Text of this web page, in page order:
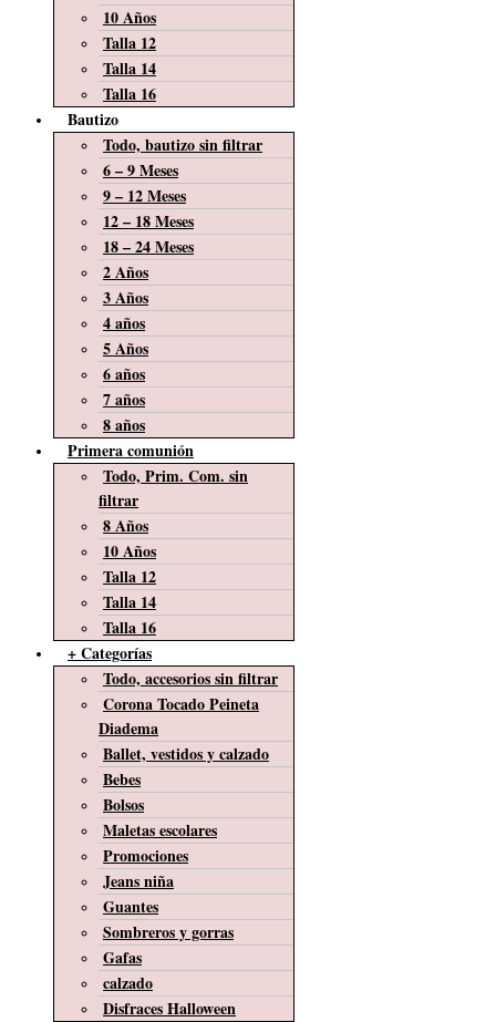
10 Años
Talla 12
Talla 14
Talla 16
Bautizo
Todo, bautizo sin filtrar
6 – 9 Meses
9 – 12 Meses
12 – 18 Meses
18 – 24 Meses
2 Años
3 Años
4 años
5 Años
6 años
7 años
8 años
Primera comunión
Todo, Prim. Com. sin
filtrar
8 Años
10 Años
Talla 12
Talla 14
Talla 16
+ Categorías
Todo, accesorios sin filtrar
Corona Tocado Peineta
Diadema
Ballet, vestidos y calzado
Bebes
Bolsos
Maletas escolares
Promociones
Jeans niña
Guantes
Sombreros y gorras
Gafas
calzado
Disfraces Halloween